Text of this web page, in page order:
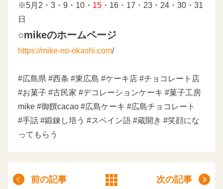
※5月2・3・9・10・ 15 ・16・17・23・24・30・31
日
○mikeのホームページ
https://mike-no-okashi.com/
#広島県 #西条 #東広島 #ケーキ店 #チョコレート店
#お菓子 #古民家 #デコレーションケーキ #菓子工房
mike #御饌cacao #広島ケーキ #広島チョコレート
#手話 #鍛錬し培う #スペイン語 #蔵開き #笑顔にな
ってもらう
前の記事 次の記事